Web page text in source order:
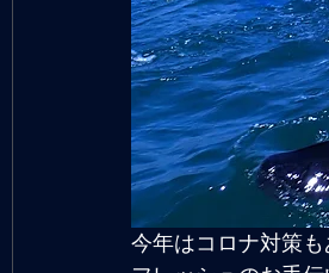
今年はコロナ対策